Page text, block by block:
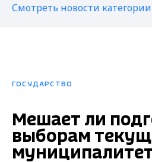
Смотреть новости категории
ГОСУДАРСТВО
Мешает ли
выборам